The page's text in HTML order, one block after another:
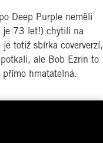
Deep Purple neměli
je 73 let!) chytili na
totiž sbírka coververzí,
ale Bob Ezrin to
přímo hmatatelná.